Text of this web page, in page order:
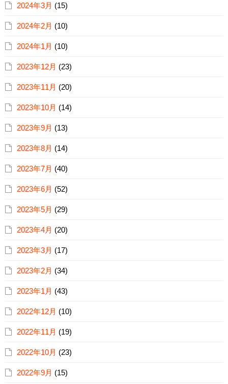
2024年3月 (15)
2024年2月 (10)
2024年1月 (10)
2023年12月 (23)
2023年11月 (20)
2023年10月 (14)
2023年9月 (13)
2023年8月 (14)
2023年7月 (40)
2023年6月 (52)
2023年5月 (29)
2023年4月 (20)
2023年3月 (17)
2023年2月 (34)
2023年1月 (43)
2022年12月 (10)
2022年11月 (19)
2022年10月 (23)
2022年9月 (15)